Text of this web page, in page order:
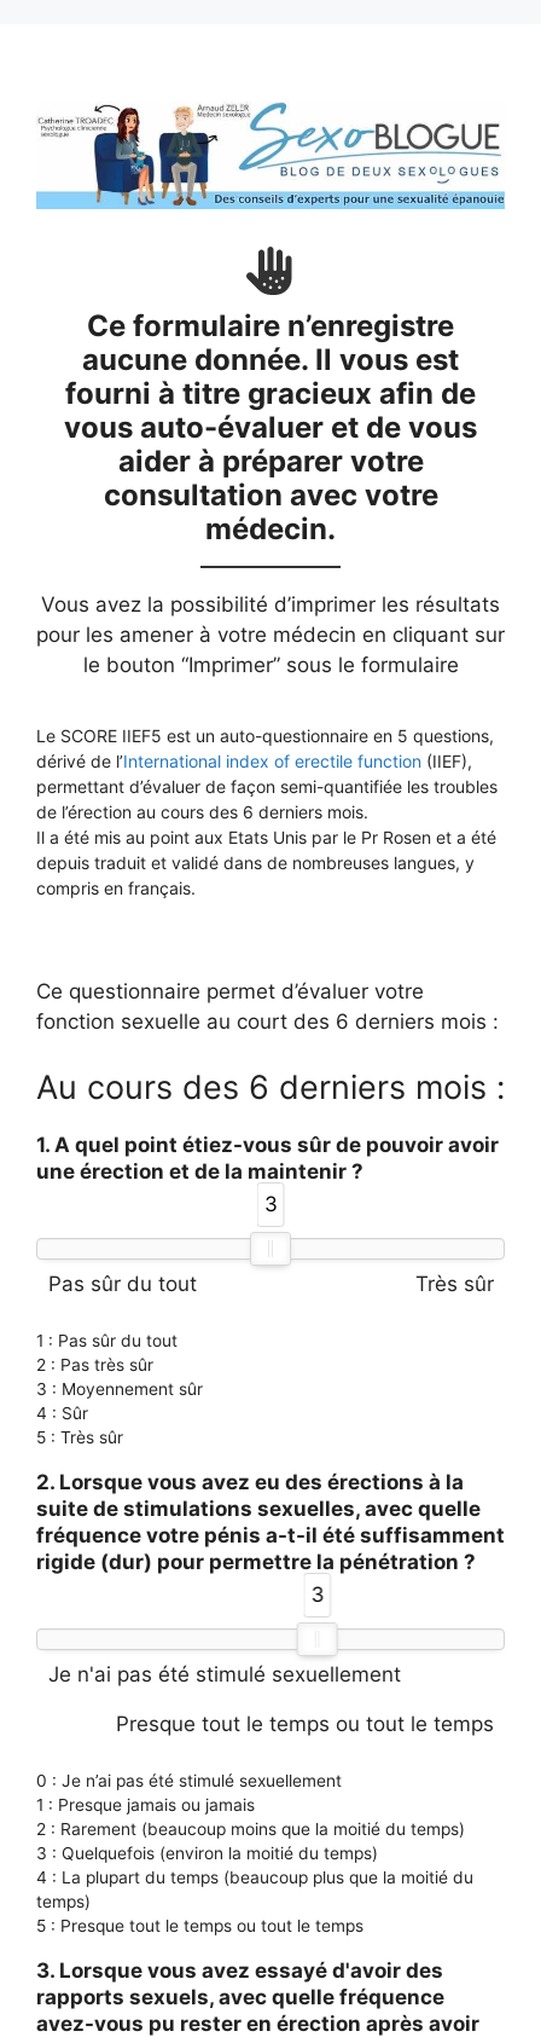
Ce formulaire n’enregistre
aucune donnée. Il vous est
fourni à titre gracieux afin de
vous auto-évaluer et de vous
aider à préparer votre
consultation avec votre
médecin.
Vous avez la possibilité d’imprimer les résultats
pour les amener à votre médecin en cliquant sur
le bouton “Imprimer” sous le formulaire
Le SCORE IIEF5 est un auto-questionnaire en 5 questions,
dérivé de l’International index of erectile function (IIEF),
permettant d’évaluer de façon semi-quantifiée les troubles
de l’érection au cours des 6 derniers mois.
Il a été mis au point aux Etats Unis par le Pr Rosen et a été
depuis traduit et validé dans de nombreuses langues, y
compris en français.
Ce questionnaire permet d’évaluer votre
fonction sexuelle au court des 6 derniers mois :
Au cours des 6 derniers mois :
1. A quel point étiez-vous sûr de pouvoir avoir
une érection et de la maintenir ?
3
Pas sûr du tout Très sûr
1 : Pas sûr du tout
2 : Pas très sûr
3 : Moyennement sûr
4 : Sûr
5 : Très sûr
2. Lorsque vous avez eu des érections à la
suite de stimulations sexuelles, avec quelle
fréquence votre pénis a-t-il été suffisamment
rigide (dur) pour permettre la pénétration ?
3
Je n'ai pas été stimulé sexuellement
Presque tout le temps ou tout le temps
0 : Je n’ai pas été stimulé sexuellement
1 : Presque jamais ou jamais
2 : Rarement (beaucoup moins que la moitié du temps)
3 : Quelquefois (environ la moitié du temps)
4 : La plupart du temps (beaucoup plus que la moitié du
temps)
5 : Presque tout le temps ou tout le temps
3. Lorsque vous avez essayé d'avoir des
rapports sexuels, avec quelle fréquence
avez-vous pu rester en érection après avoir